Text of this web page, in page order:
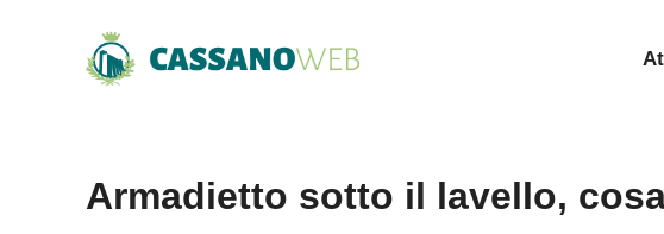
Armadietto sotto il lavello,